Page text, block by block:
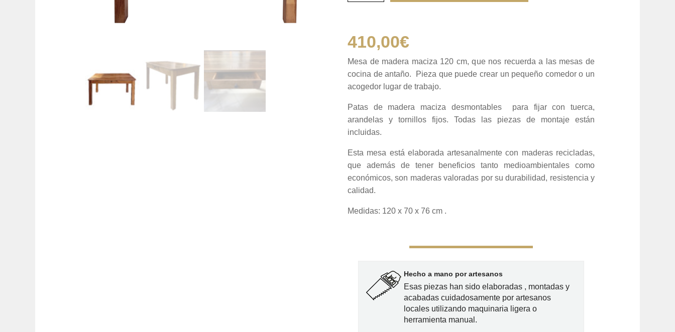
madera
cantidad
410,00€
Mesa de madera maciza 120 cm, que nos recuerda a las mesas de
cocina de antaño. Pieza que puede crear un pequeño comedor o un
acogedor lugar de trabajo.
Patas de madera maciza desmontables para fijar con tuerca,
arandelas y tornillos fijos. Todas las piezas de montaje están
incluidas.
Esta mesa está elaborada artesanalmente con maderas recicladas,
que además de tener beneficios tanto medioambientales como
económicos, son maderas valoradas por su durabilidad, resistencia y
calidad.
Medidas: 120 x 70 x 76 cm .
Hecho a mano por artesanos
Esas piezas han sido elaboradas , montadas y
acabadas cuidadosamente por artesanos
locales utilizando maquinaria ligera o
herramienta manual.